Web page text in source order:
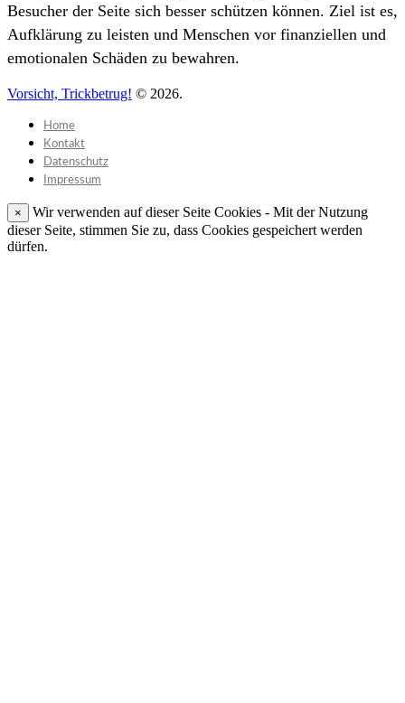
Besucher der Seite sich besser schützen können. Ziel ist es,
Aufklärung zu leisten und Menschen vor finanziellen und
emotionalen Schäden zu bewahren.
Vorsicht, Trickbetrug! © 2026.
Home
Kontakt
Datenschutz
Impressum
×
Wir verwenden auf dieser Seite Cookies - Mit der Nutzung
dieser Seite, stimmen Sie zu, dass Cookies gespeichert werden
dürfen.